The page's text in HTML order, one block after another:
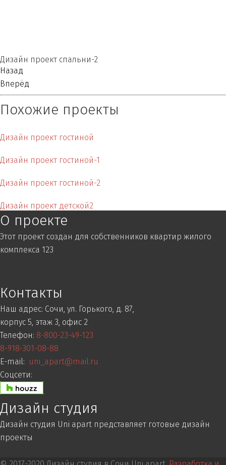
Дизайн проект спальни-2
Назад
Вперёд
Похожие проекты
Дизайн проект гостиной
Дизайн проект гостиной-1
Дизайн проект гостиной-2
Дизайн проект детской2
О проекте
Этот проект создан для собственников квартир жилого
комплекса 123
Контакты
Наш адрес: Сочи, ул. Горького, д. 87,
корпус 5, этаж 3, офис 2
Телефон: 8-800-23-49-123
8-918-301-08-88
E-mail: uni_apart@mail.ru
Соцсети:
Дизайн студия
Дизайн студия Uni apart представляет готовые дизайн
проекты